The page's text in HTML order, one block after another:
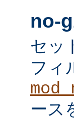
no-
セッ
フィ
ース